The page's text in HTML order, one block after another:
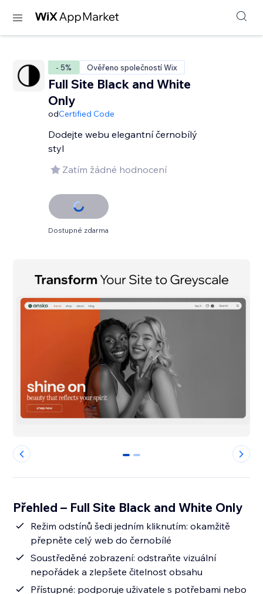
- 5% Ověřeno společností Wix
Full Site Black and White
Only
odCertified Code
Dodejte webu elegantní černobílý
styl
Zatím žádné hodnocení
Dostupné zdarma
0 1
Přehled – Full Site Black and White Only
Režim odstínů šedi jedním kliknutím: okamžitě
přepněte celý web do černobílé
Soustředěné zobrazení: odstraňte vizuální
nepořádek a zlepšete čitelnost obsahu
Přístupné: podporuje uživatele s potřebami nebo